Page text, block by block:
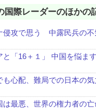
国際レーダーのほかの
侵攻で思う 中露民兵の不
と「16＋１」 中国を悩ま
も心配、難局での日本の気
は最悪、世界の権力者の